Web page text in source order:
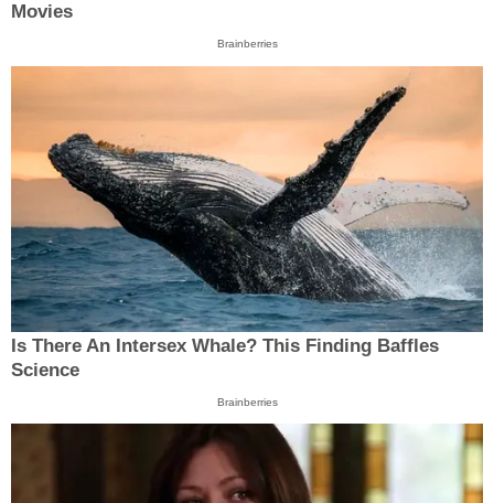
Movies
Brainberries
Is There An Intersex Whale? This Finding Baffles
Science
Brainberries